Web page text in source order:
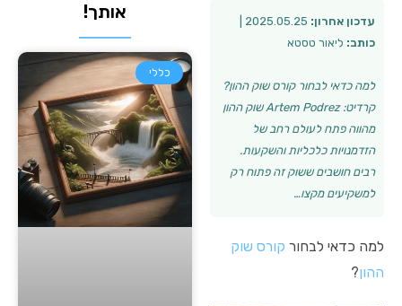
עדכון אחרון:
כותב: ליאור טסטא
למה כדאי לבחור קורס שוק ההון?
קרדיט: Artem Podrez שוק ההון
מהווה פתח לעולם רחב של
הזדמנויות כלכליות והשקעות.
רבים חושבים ששוק זה פתוח רק
למשקיעים מקצו…
למה כדאי לבחור קורס שוק
ההון?
אותך!
כללי